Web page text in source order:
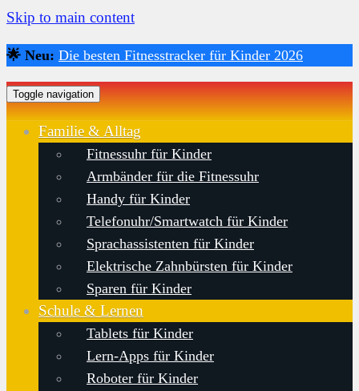
Skip to main content
🌟 Neu: Die besten Fitnesstracker für Kinder 2026
Toggle navigation
Familie & Alltag
Fitnessuhr für Kinder
Armbänder für die Fitnessuhr
Handy für Kinder
Telefonuhr/Smartwatch für Kinder
Sprachassistenten für Kinder
Elektrische Zahnbürsten für Kinder
Sparen für Kinder
Schule & Lernen
Tablets für Kinder
Lern-Apps für Kinder
Roboter für Kinder